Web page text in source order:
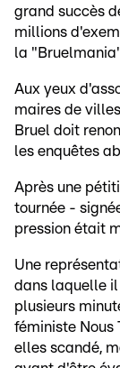
grand succès
millions
la
Aux yeux
maires de
Bruel doit
les enquêtes
Après une
tournée -
pression était
Une
dans laquelle il
plusieurs
féministe Nous
elles scandé,